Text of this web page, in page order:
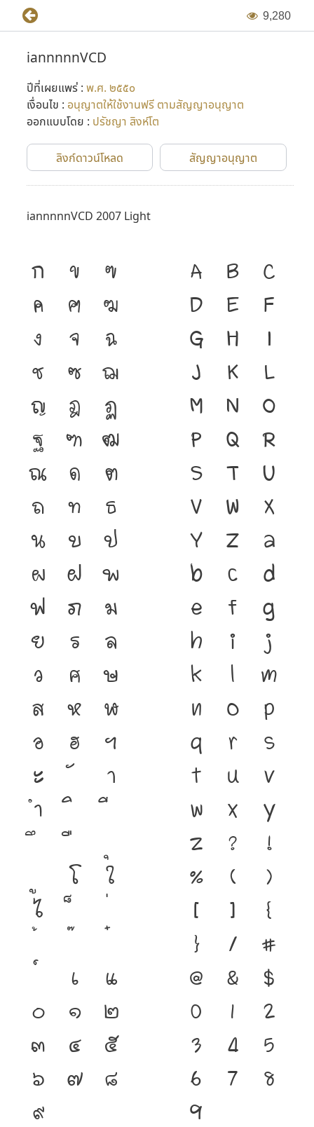
9,280
iannnnnVCD
ปีที่เผยแพร่ : พ.ศ. ๒๕๕๐
เงื่อนไข : อนุญาตให้ใช้งานฟรี ตามสัญญาอนุญาต
ออกแบบโดย : ปรัชญา สิงห์โต
ลิงก์ดาวน์โหลด สัญญาอนุญาต
iannnnnVCD 2007 Light
ก ข
ฃ
ค
ฅ
ฆ
ง
จ
ฉ
ช
ซ ฌ
ญ
ฎ
ฏ
ฐ
ฑ ฒ
ณ
ด
ต
ถ
ท
ธ
น
บ
ป
ผ
ฝ พ
ฟ
ภ
ม
ย
ร
ล
ว
ศ
ษ
ส
ห
ฬ
อ
ฮ
ฯ
ะ
า
ำ
โ
ใ
ไ
เ
แ
๐
๑
๒
๓
๔
๕
๖
๗
๘
๙
A B
C
D
E
F
G
H
I
J
K
L
M
N
O
P
Q
R
S
T
U
V
W
X
Y
Z
a
b
c
d
e
f
g
h
i
j
k
l
m
n
o
p
q
r
s
t
u
v
w
x
y
z
?
!
%
(
)
[
]
{
}
/
#
@
&
$
0
1
2
3
4
5
6
7
8
9